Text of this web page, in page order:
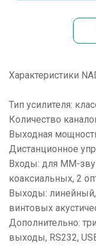
Характеристики
Тип усилителя:
Количество
Выходная
Дистанционное
Входы: для ММ-
коаксиальных, 2
Выходы:
винтовых
Дополнительно:
выходы, RS232,